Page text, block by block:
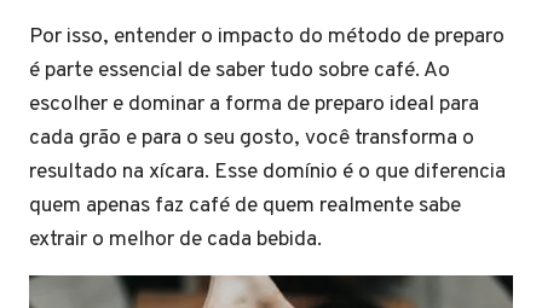
Por isso, entender o impacto do método de preparo
é parte essencial de saber tudo sobre café. Ao
escolher e dominar a forma de preparo ideal para
cada grão e para o seu gosto, você transforma o
resultado na xícara. Esse domínio é o que diferencia
quem apenas faz café de quem realmente sabe
extrair o melhor de cada bebida.